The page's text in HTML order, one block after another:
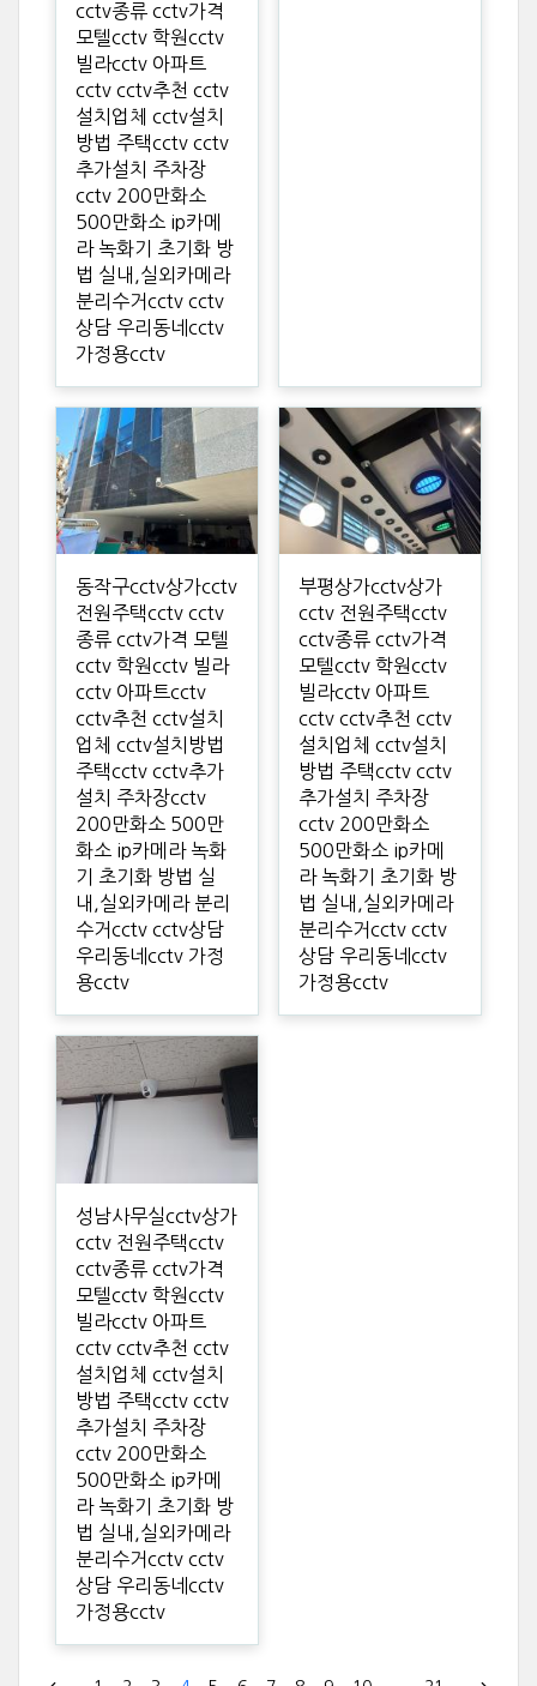
cctv종류 cctv가격
모텔cctv 학원cctv
빌라cctv 아파트
cctv cctv추천 cctv
설치업체 cctv설치
방법 주택cctv cctv
추가설치 주차장
cctv 200만화소
500만화소 ip카메
라 녹화기 초기화 방
법 실내,실외카메라
분리수거cctv cctv
상담 우리동네cctv
가정용cctv
동작구cctv상가cctv
전원주택cctv cctv
종류 cctv가격 모텔
cctv 학원cctv 빌라
cctv 아파트cctv
cctv추천 cctv설치
업체 cctv설치방법
주택cctv cctv추가
설치 주차장cctv
200만화소 500만
화소 ip카메라 녹화
기 초기화 방법 실
내,실외카메라 분리
수거cctv cctv상담
우리동네cctv 가정
용cctv
부평상가cctv상가
cctv 전원주택cctv
cctv종류 cctv가격
모텔cctv 학원cctv
빌라cctv 아파트
cctv cctv추천 cctv
설치업체 cctv설치
방법 주택cctv cctv
추가설치 주차장
cctv 200만화소
500만화소 ip카메
라 녹화기 초기화 방
법 실내,실외카메라
분리수거cctv cctv
상담 우리동네cctv
가정용cctv
성남사무실cctv상가
cctv 전원주택cctv
cctv종류 cctv가격
모텔cctv 학원cctv
빌라cctv 아파트
cctv cctv추천 cctv
설치업체 cctv설치
방법 주택cctv cctv
추가설치 주차장
cctv 200만화소
500만화소 ip카메
라 녹화기 초기화 방
법 실내,실외카메라
분리수거cctv cctv
상담 우리동네cctv
가정용cctv